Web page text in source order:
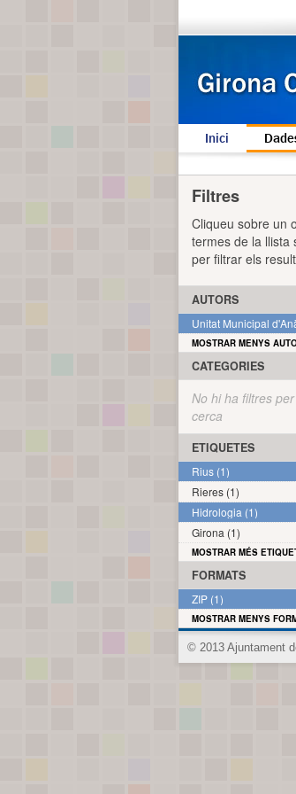
Inici
Filtres
Cliqueu sobre un
termes de la llista
per filtrar els
AUTORS
Unitat Municipal
MOSTRAR MENYS
CATEGORIES
No hi ha filtres
cerca
ETIQUETES
Rius (1)
Rieres (1)
Hidrologia (1)
Girona (1)
MOSTRAR MÉS
FORMATS
ZIP (1)
MOSTRAR MENYS
© 2013 Ajuntament